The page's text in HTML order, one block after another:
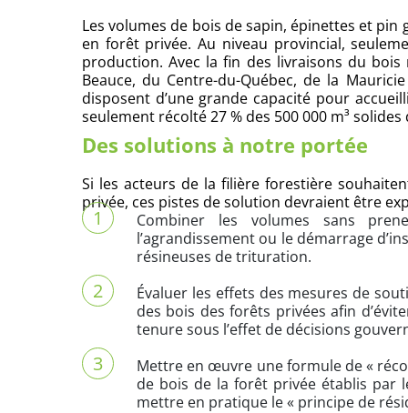
Les volumes de bois de sapin, épinettes et
en forêt privée. Au niveau provincial,
production. Avec la fin des livraisons du
Beauce, du Centre-du-Québec, de la
disposent d’une grande capacité pour
seulement récolté 27 % des 500 000 m³
Des solutions à notre portée
Si les acteurs de la filière forestière
privée, ces pistes de solution devraient être
Combiner les volumes sans
l’agrandissement ou le démarrage
résineuses de trituration.
Évaluer les effets des mesures de
des bois des forêts privées afin
tenure sous l’effet de décisions
Mettre en œuvre une formule de «
de bois de la forêt privée établis par
mettre en pratique le « principe de